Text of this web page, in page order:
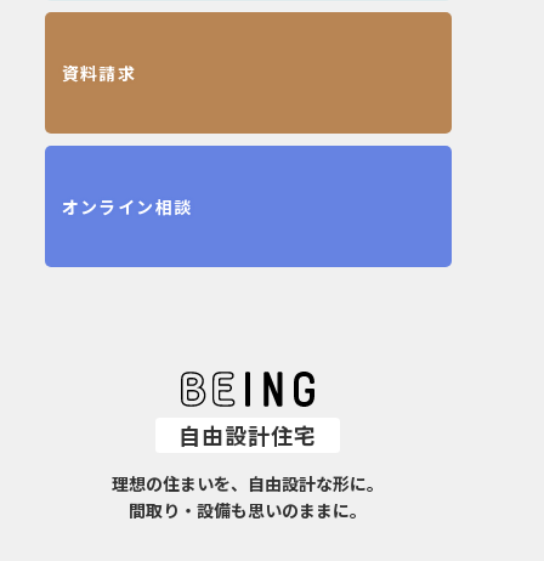
資料請求
オンライン相談
自由設計住宅
理想の住まいを、自由設計な形に。
間取り・設備も思いのままに。